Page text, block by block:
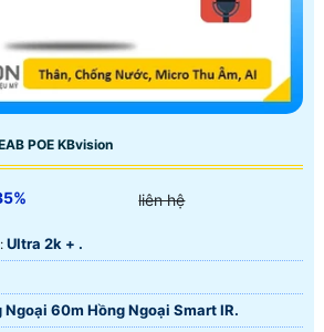
POE KBvision
liên hệ
Ultra 2k + .
Ngoại 60m Hồng Ngoại Smart IR.